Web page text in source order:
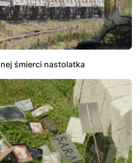
śmierci nastolatka